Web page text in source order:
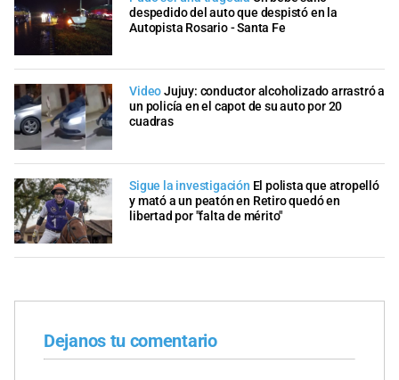
despedido del auto que despistó en la
Autopista Rosario - Santa Fe
VideoJujuy: conductor alcoholizado arrastró a
un policía en el capot de su auto por 20
cuadras
Sigue la investigación El polista que atropelló
y mató a un peatón en Retiro quedó en
libertad por "falta de mérito"
Dejanos tu comentario